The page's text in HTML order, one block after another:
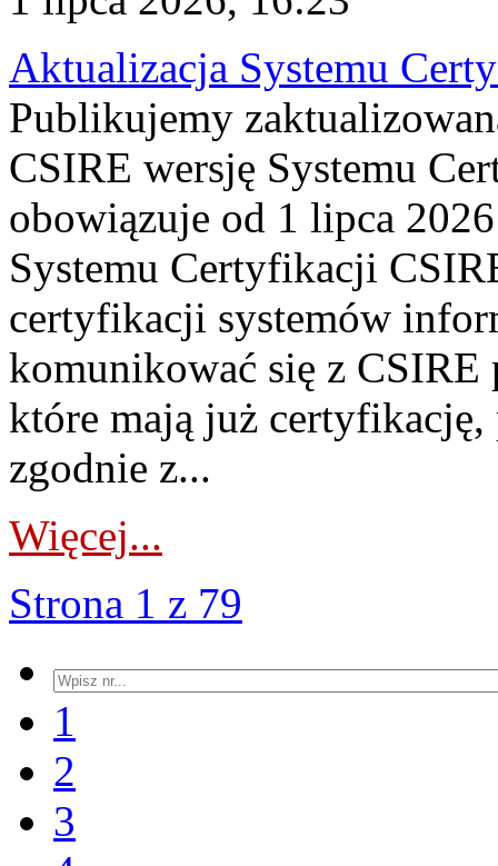
Aktualizacja Systemu
Publikujemy
CSIRE wersję Systemu
obowiązuje od 1 lipca
Systemu Certyfikacji
certyfikacji systemów
komunikować się z
które mają już
zgodnie z...
Więcej...
Strona 1 z 79
1
2
3